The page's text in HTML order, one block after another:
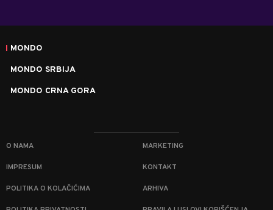
MONDO
MONDO SRBIJA
MONDO CRNA GORA
O NAMA MARKETING
IMPRESUM KONTAKT
POLITIKA O KOLAČIĆIMA ARHIVA